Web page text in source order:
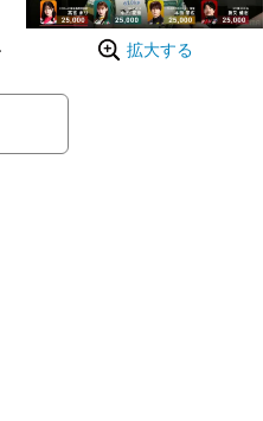
拡大する